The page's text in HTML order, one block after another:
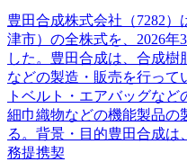
豊田合成株式会社（7282
津市）の全株式を、2026
した。豊田合成は、合成
などの製造・販売を行って
トベルト・エアバッグなど
細巾織物などの機能製品の
る。背景・目的豊田合成は
務提携契